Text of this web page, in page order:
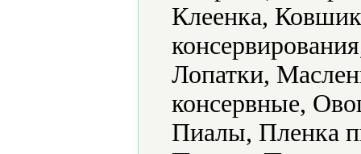
Клеенка,
Лопатки,
консервные,
Пиалы, Пленка